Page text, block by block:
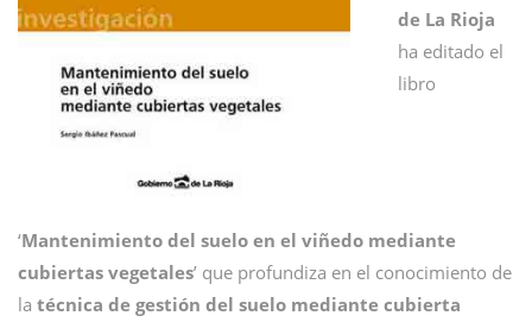
de La Rioja
ha editado el
libro
‘Mantenimiento del suelo en el viñedo mediante
cubiertas vegetales’ que profundiza en el conocimiento de
la técnica de gestión del suelo mediante cubierta